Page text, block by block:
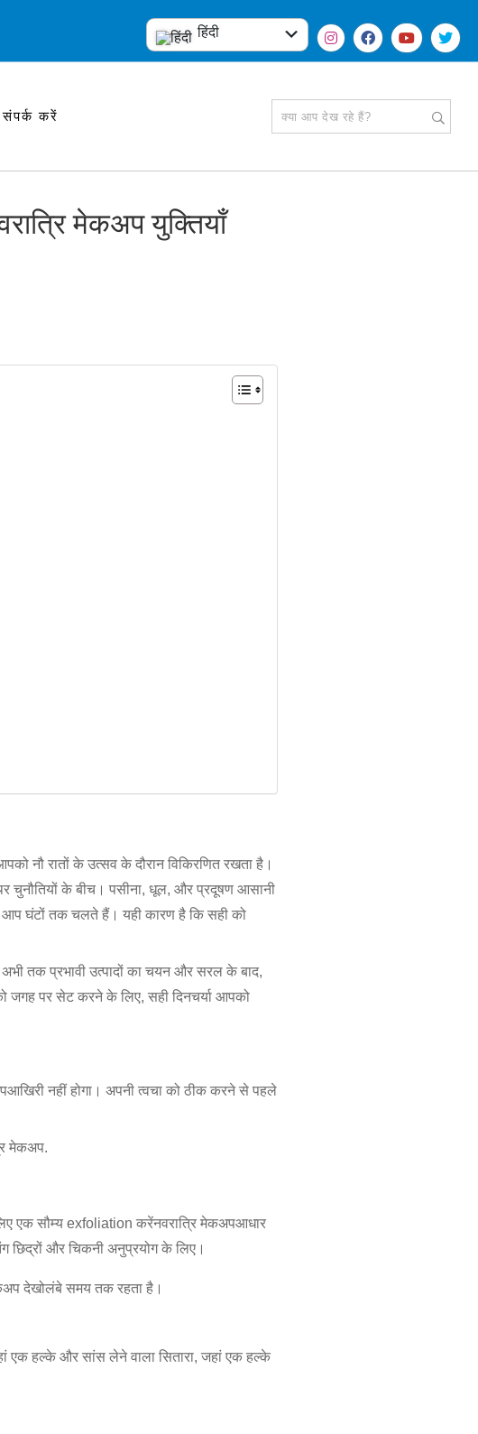
हिंदी
English
करें
मेकअप युक्तियाँ
नौ रातों के उत्सव के दौरान विकिरणित रखता है।
चुनौतियों के बीच। पसीना, धूल, और प्रदूषण आसानी
घंटों तक चलते हैं। यही कारण है कि सही को
तक प्रभावी उत्पादों का चयन और सरल के बाद,
जगह पर सेट करने के लिए, सही दिनचर्या आपको
आखिरी नहीं होगा। अपनी त्वचा को ठीक करने से पहले
मेकअप.
एक सौम्य exfoliation करेंनवरात्रि मेकअपआधार
छिद्रों और चिकनी अनुप्रयोग के लिए।
देखोलंबे समय तक रहता है।
एक हल्के और सांस लेने वाला सितारा, जहां एक हल्के